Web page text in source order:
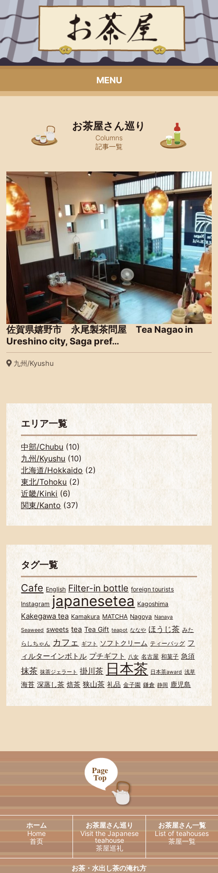
MENU
お茶屋さん巡り
Columns
記事一覧
佐賀県嬉野市 永尾製茶問屋 Tea Nagao in
Ureshino city, Saga pref…
九州/Kyushu
エリア一覧
中部/Chubu (10)
九州/Kyushu (10)
北海道/Hokkaido (2)
東北/Tohoku (2)
近畿/Kinki (6)
関東/Kanto (37)
タグ一覧
Cafe English Filter-in bottle foreign tourists
Instagram japanesetea Kagoshima
Kakegawa tea Kamakura MATCHA Nagoya Nanaya
Seaweed sweets tea Tea Gift teapot ななや ほうじ茶 みた
らしちゃん カフェ ギフト ソフトクリーム ティーバッグ フ
ィルターインボトル プチギフト 八女 名古屋 和菓子 急須
抹茶 抹茶ジェラート 掛川茶 日本茶 日本茶award 浅草
海苔 深蒸し茶 焙茶 狭山茶 礼品 金子園 鎌倉 静岡 鹿児島
ホーム
Home
首页
お茶屋さん巡り
Visit the Japanese
teahouse
茶屋巡礼
お茶屋さん一覧
List of teahouses
茶屋一覧
お茶・水出し茶の淹れ方
Page
Top